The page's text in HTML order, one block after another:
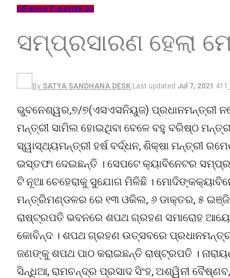
ଓଡ଼ିଶାଦେଶ ବିଦେଶମହାନଗର
ସମ୍ପ୍ରସାରଣ ହେଲା
By SATYA SANDHANA DESK Last updated Jul 7, 2021 411
ଭୁବନେଶ୍ୱର,୭/୭(ଏସଏସନିୟୁଜ) ପ୍ରଧାନମନ୍ତ୍ରୀ
ମନ୍ତ୍ରୀ ସାମିଲ ହୋଇଥିବା ବେଳେ ବହୁ ବରିଷ୍ଠ
ସ୍ୱାସ୍ଥ୍ୟମନ୍ତ୍ରୀ ହର୍ଷ ବର୍ଦ୍ଧନ, ଶିକ୍ଷା ମନ୍ତ୍ରୀ
ଇସ୍ତଫା ଦେଇଛନ୍ତି । ସେପଟେ କ୍ୟାବିନେଟର
ଟି ନୂଆ ଚେହେରାକୁ ସୁଯୋଗ ମିଳିଛି ।
ମନ୍ତ୍ରିମଣ୍ଡଳର ରେ ୧୩ ଓକିଲ, ୬ ଡାକ୍ତର, ୫
ରାଷ୍ଟ୍ରପତି ଭବନରେ ଶପଥ ଗ୍ରହଣ ସମାରୋହ
କୋବିନ୍ଦ । ଶପଥ ଗ୍ରହଣ ଉତ୍ସବରେ
ଜଣଙ୍କୁ ଶପଥ ପାଠ କରାଇଛନ୍ତି ରାଷ୍ଟ୍ରପତି ।
ସିନ୍ଧିଆ, ରାମଚନ୍ଦ୍ର ପ୍ରସାଦ ସିଂହ, ଅଶ୍ୱିନୀ